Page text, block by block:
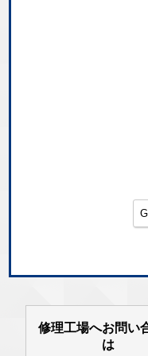
修理工場へお問い
は